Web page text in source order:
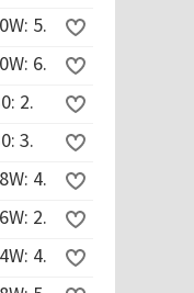
5.
6.
2.
3.
4.
2.
4.